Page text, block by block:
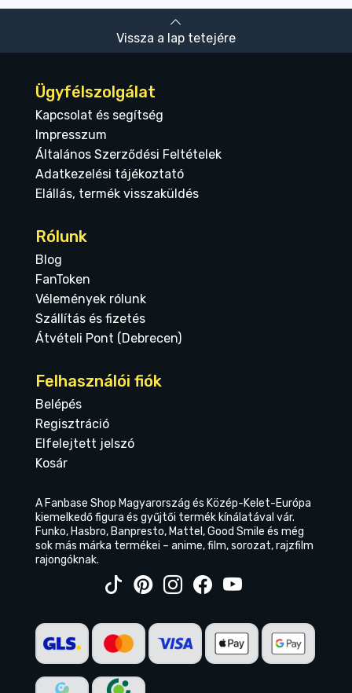
Vissza a lap tetejére
Ügyfélszolgálat
Kapcsolat és segítség
Impresszum
Általános Szerződési Feltételek
Adatkezelési tájékoztató
Elállás, termék visszaküldés
Rólunk
Blog
FanToken
Vélemények rólunk
Szállítás és fizetés
Átvételi Pont (Debrecen)
Felhasználói fiók
Belépés
Regisztráció
Elfelejtett jelszó
Kosár
A Fanbase Shop Magyarország és Közép-Kelet-Európa
kiemelkedő figura és gyűjtői termék kínálatával vár.
Funko, Hasbro, Banpresto, Mattel, Good Smile és még
sok más márka termékei – anime, film, sorozat, rajzfilm
rajongóknak.